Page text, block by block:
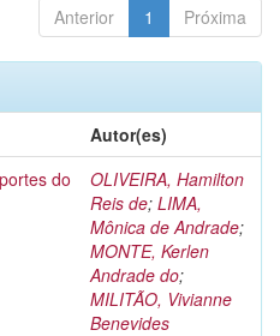
Anterior 1 Próxima
Autor(es)
do
OLIVEIRA, Hamilton
Reis de; LIMA,
Mônica de Andrade;
MONTE, Kerlen
Andrade do;
MILITÃO, Vivianne
Benevides